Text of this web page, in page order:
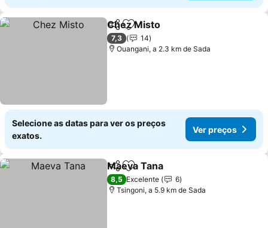
PartilharAdicionar aos favoritos
Chez Misto
7,3
14
Ouangani, a 2.3 km de Sada
Selecione as datas para ver os preços
exatos.
Ver preços
PartilharAdicionar aos favoritos
Maeva Tana
8,5 Excelente
6
Tsingoni, a 5.9 km de Sada